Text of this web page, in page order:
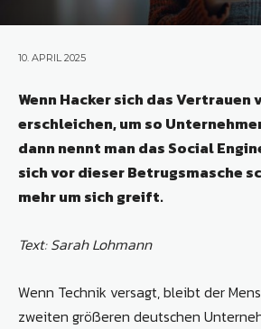
10. APRIL 2025
Wenn Hacker sich das
erschleichen, um so
dann nennt man das Social
sich vor dieser Betrugsmasche
mehr um sich greift.
Text: Sarah Lohmann
Wenn Technik versagt, bleibt der
zweiten größeren deutschen